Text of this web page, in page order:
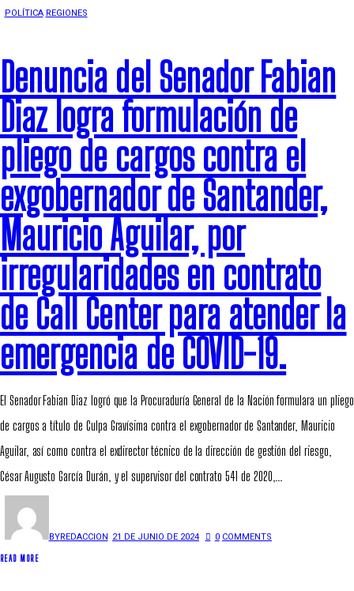
POLÍTICA REGIONES
Denuncia del Senador Fabian
Diaz logra formulación de
pliego de cargos contra el
exgobernador de Santander,
Mauricio Aguilar, por
irregularidades en contrato
de Call Center para atender la
emergencia de COVID-19.
El Senador Fabian Diaz logró que la Procuraduría General de la Nación formulara un pliego
de cargos a título de Culpa Gravísima contra el exgobernador de Santander, Mauricio
Aguilar, así como contra el exdirector técnico de la dirección de gestión del riesgo,
César Augusto García Durán, y el supervisor del contrato 541 de 2020,…
BYREDACCION 21 DE JUNIO DE 2024 0 COMMENTS
READ MORE